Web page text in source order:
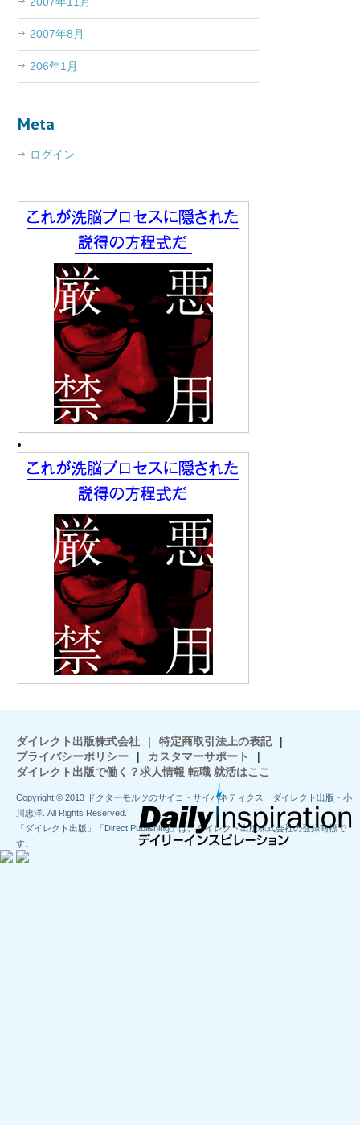
2007年8月
206年1月
Meta
ログイン
ダイレクト出版株式会社 | 特定商取引法上の表記
|
プライバシーポリシー
| カスタマーサポート
|
ダイレクト出版で働く？求人情報 転職 就活はここ
Copyright © 2013 ドクターモルツのサイコ・サイバネティクス｜ダイレクト出版・小
川忠洋. All Rights Reserved.
「ダイレクト出版」「Direct Publishing」は、ダイレクト出版株式会社の登録商標で
す。